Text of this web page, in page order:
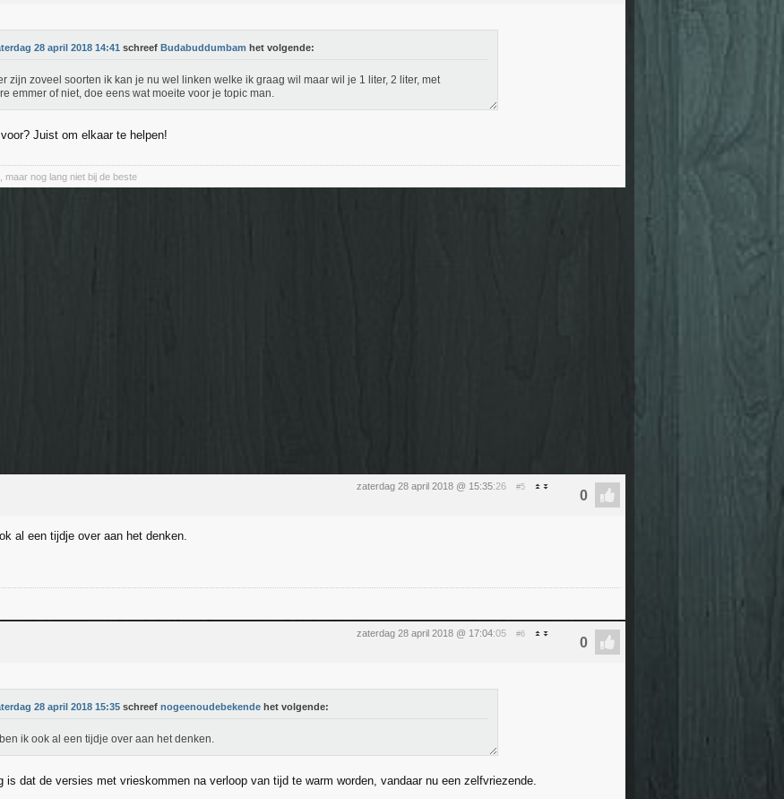
28 april 2018 14:41 schreef Budabuddumbam het volgende:
zijn zoveel soorten ik kan je nu wel linken welke ik graag wil maar wil je 1 liter, 2 liter, met
emmer of niet, doe eens wat moeite voor je topic man.
Juist om elkaar te helpen!
maar nog lang niet bij de beste
zaterdag 28 april 2018 @ 15:35:26 #5
al een tijdje over aan het denken.
zaterdag 28 april 2018 @ 17:04:05 #6
28 april 2018 15:35 schreef nogeenoudebekende het volgende:
ik ook al een tijdje over aan het denken.
is dat de versies met vrieskommen na verloop van tijd te warm worden, vandaar nu een zelfvriezende.